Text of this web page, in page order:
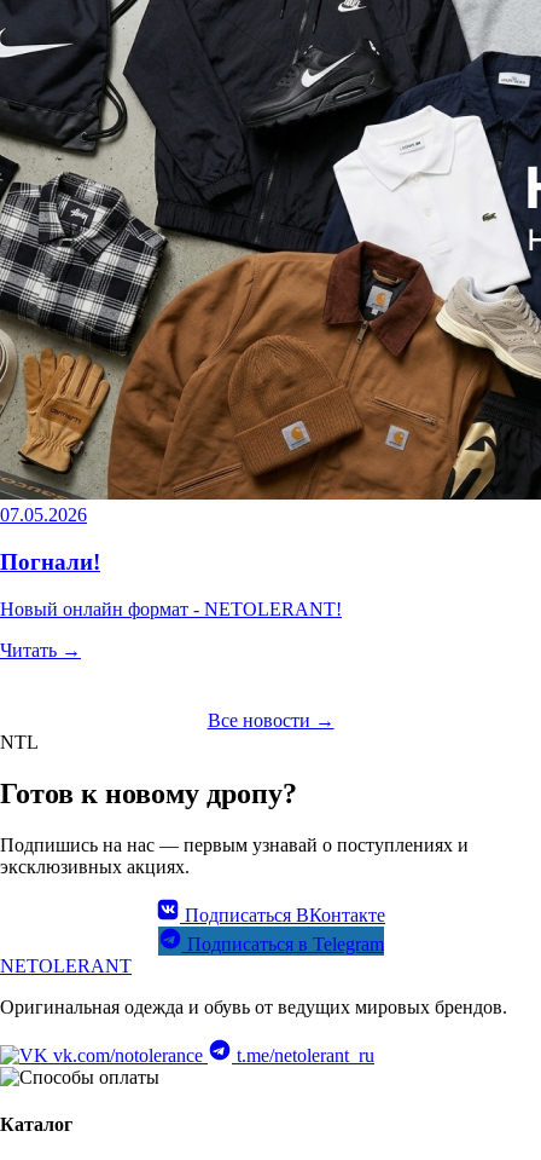
07.05.2026
Погнали!
Новый онлайн формат - NETOLERANT!
Читать →
Все новости →
NTL
Готов к новому дропу?
Подпишись на нас — первым узнавай о поступлениях и
эксклюзивных акциях.
Подписаться ВКонтакте
Подписаться в Telegram
NETOLERANT
Оригинальная одежда и обувь от ведущих мировых брендов.
vk.com/notolerance t.me/netolerant_ru
Каталог